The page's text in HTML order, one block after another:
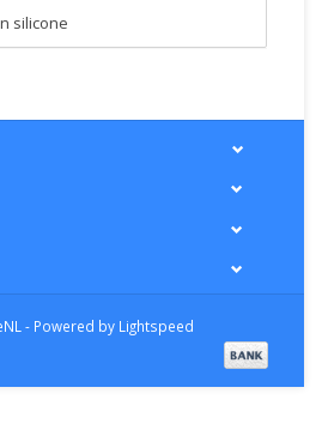
silicone
- Powered by Lightspeed